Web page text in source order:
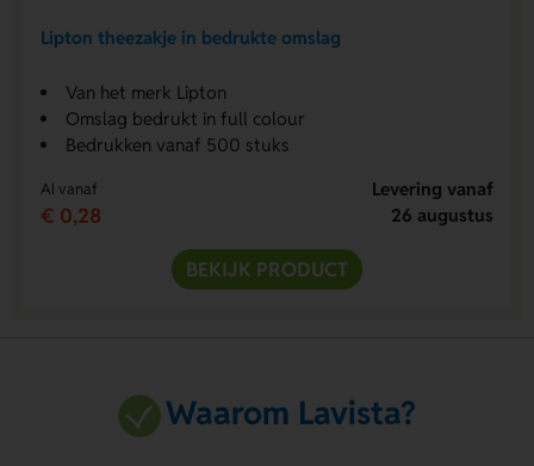
Lipton theezakje in bedrukte omslag
Van het merk Lipton
Omslag bedrukt in full colour
Bedrukken vanaf 500 stuks
Al vanaf
€ 0,28
Levering vanaf
26 augustus
BEKIJK PRODUCT
Waarom Lavista?